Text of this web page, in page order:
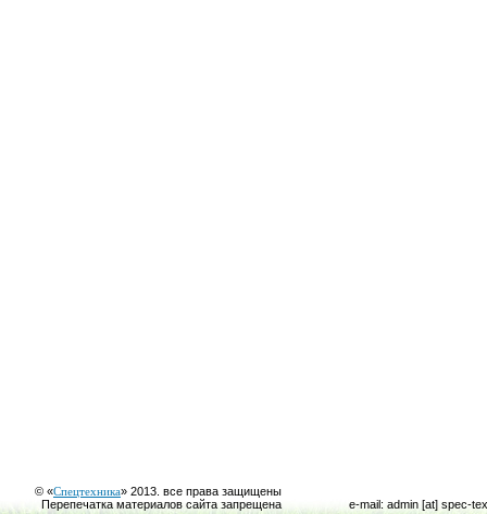
© «Спецтехника» 2013. все права защищены
Перепечатка материалов сайта запрещена
e-mail: admin [at] spec-